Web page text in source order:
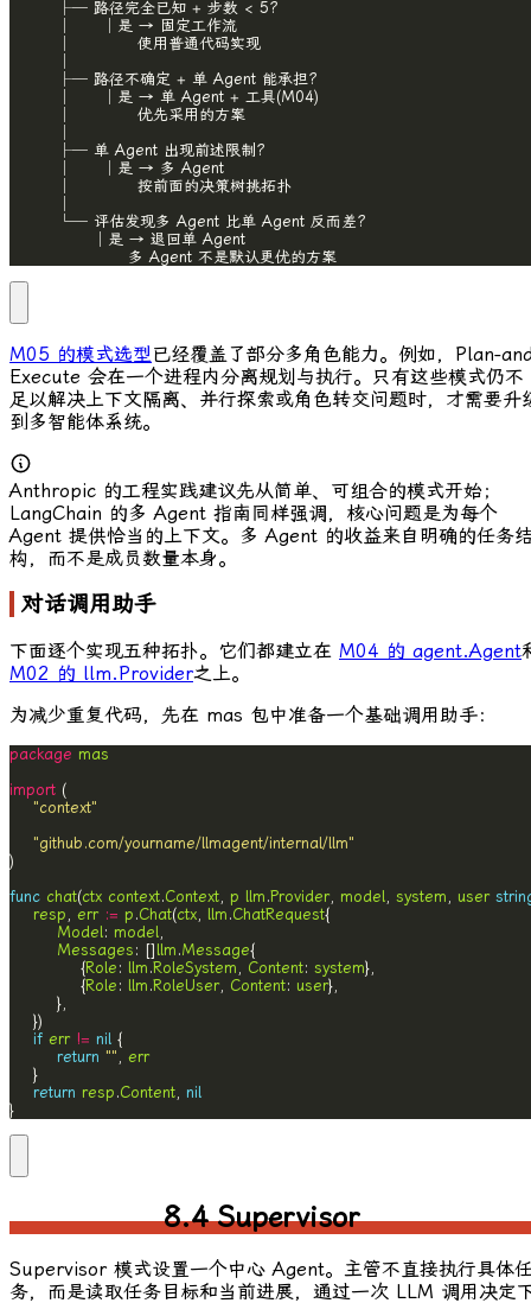
                    多 Agent 不是默认更优的方案
M05 的模式选型 已经覆盖了部分多角色能力。例如，Plan-
Execute 会在一个进程内分离规划与执行。只有这些模式仍不
足以解决上下文隔离、并行探索或角色转交问题时，才需要升
到多智能体系统。
Anthropic 的工程实践建议先从简单、可组合的模式开始；
LangChain 的多 Agent 指南同样强调，核心问题是为每个
Agent 提供恰当的上下文。多 Agent 的收益来自明确的任务
构，而不是成员数量本身。
对话调用助手
下面逐个实现五种拓扑。它们都建立在 M04 的 agent.Agent
M02 的 llm.Provider之上。
为减少重复代码，先在 mas 包中准备一个基础调用助手：
package mas
import
"context"
"github.com/yourname/llmagent/internal/llm"
func chat(ctx context.Context, p llm .Provider, model, system , user
resp , err := p .Chat(ctx, llm .ChatRequest
Model: model
Messages : [] llm .Message
			{
Role : llm .RoleSystem , Content: system
			{
Role : llm .RoleUser, Content: user
if err != nil
return "" , err
return resp .Content, nil
}
8.4 Supervisor
Supervisor 模式设置一个中心 Agent。主管不直接执行具体
务，而是读取任务目标和当前进展，通过一次 LLM 调用决定